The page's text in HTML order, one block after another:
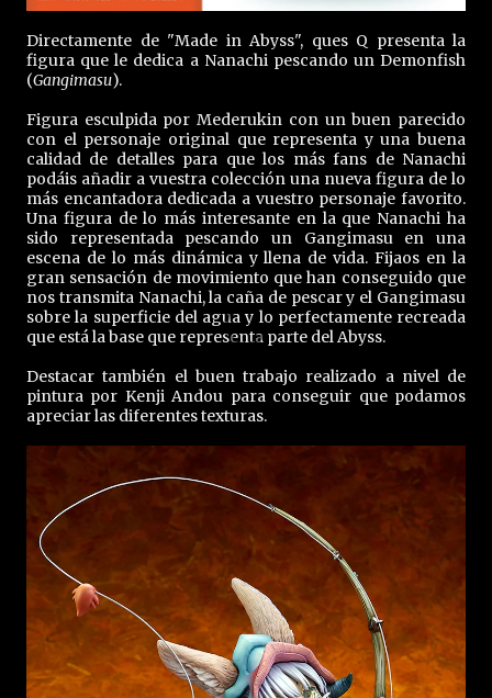
Directamente de "Made in Abyss", ques Q presenta la
figura que le dedica a Nanachi pescando un Demonfish
(Gangimasu).
Figura esculpida por Mederukin con un buen parecido
con el personaje original que representa y una buena
calidad de detalles para que los más fans de Nanachi
podáis añadir a vuestra colección una nueva figura de lo
más encantadora dedicada a vuestro personaje favorito.
Una figura de lo más interesante en la que Nanachi ha
sido representada pescando un Gangimasu en una
escena de lo más dinámica y llena de vida. Fijaos en la
gran sensación de movimiento que han conseguido que
nos transmita Nanachi, la caña de pescar y el Gangimasu
sobre la superficie del agua y lo perfectamente recreada
que está la base que representa parte del Abyss.
Destacar también el buen trabajo realizado a nivel de
pintura por Kenji Andou para conseguir que podamos
apreciar las diferentes texturas.